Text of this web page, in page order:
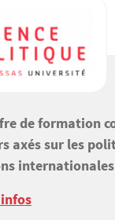
de formation
axés sur les